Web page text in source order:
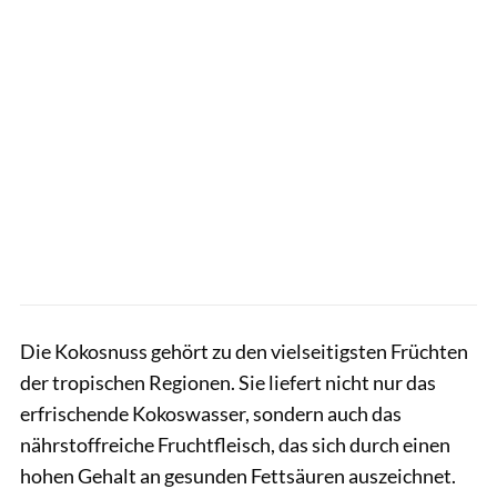
Die Kokosnuss gehört zu den vielseitigsten Früchten
der tropischen Regionen. Sie liefert nicht nur das
erfrischende Kokoswasser, sondern auch das
nährstoffreiche Fruchtfleisch, das sich durch einen
hohen Gehalt an gesunden Fettsäuren auszeichnet.